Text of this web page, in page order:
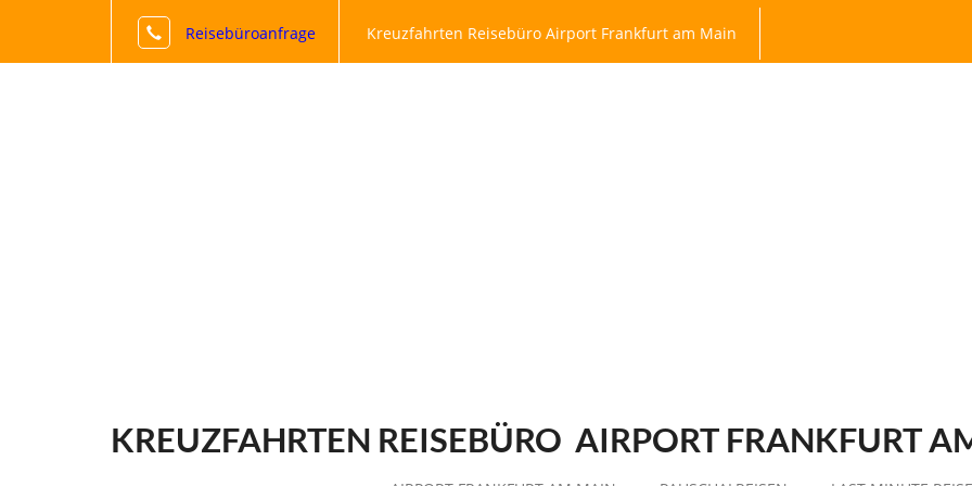
Reisebüroanfrage Kreuzfahrten Reisebüro Airport Frankfurt am Main
KREUZFAHRTEN REISEBÜRO AIRPORT FRANKFURT